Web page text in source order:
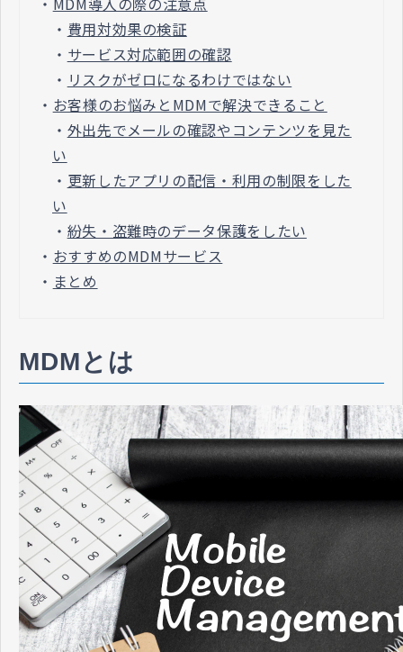
・ 費用対効果の検証
・ サービス対応範囲の確認
・ リスクがゼロになるわけではない
・ お客様のお悩みとMDMで解決できること
・ 外出先でメールの確認やコンテンツを見た
い
・ 更新したアプリの配信・利用の制限をした
い
・ 紛失・盗難時のデータ保護をしたい
・ おすすめのMDMサービス
・ まとめ
MDMとは